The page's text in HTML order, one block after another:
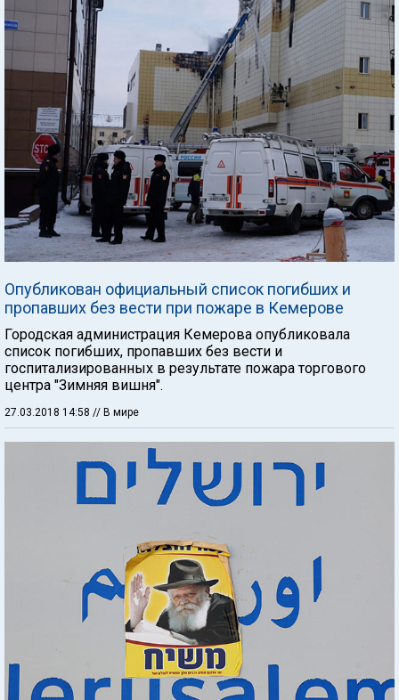
Опубликован официальный список погибших и
пропавших без вести при пожаре в Кемерове
Городская администрация Кемерова опубликовала
список погибших, пропавших без вести и
госпитализированных в результате пожара торгового
центра "Зимняя вишня".
27.03.2018 14:58 // В мире